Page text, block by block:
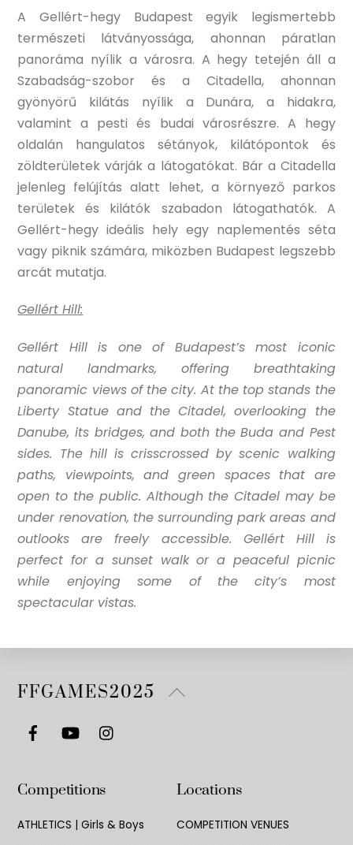
A Gellért-hegy Budapest egyik legismertebb
természeti látványossága, ahonnan páratlan
panoráma nyílik a városra. A hegy tetején áll a
Szabadság-szobor és a Citadella, ahonnan
gyönyörű kilátás nyílik a Dunára, a hidakra,
valamint a pesti és budai városrészre. A hegy
oldalán hangulatos sétányok, kilátópontok és
zöldterületek várják a látogatókat. Bár a Citadella
jelenleg felújítás alatt lehet, a környező parkos
területek és kilátók szabadon látogathatók. A
Gellért-hegy ideális hely egy naplementés séta
vagy piknik számára, miközben Budapest legszebb
arcát mutatja.
Gellért Hill:
Gellért Hill is one of Budapest’s most iconic
natural landmarks, offering breathtaking
panoramic views of the city. At the top stands the
Liberty Statue and the Citadel, overlooking the
Danube, its bridges, and both the Buda and Pest
sides. The hill is crisscrossed by scenic walking
paths, viewpoints, and green spaces that are
open to the public. Although the Citadel may be
under renovation, the surrounding park areas and
outlooks are freely accessible. Gellért Hill is
perfect for a sunset walk or a peaceful picnic
while enjoying some of the city’s most
spectacular vistas.
Back
FFGAMES2025
Competitions
ATHLETICS | Girls & Boys
Locations
COMPETITION VENUES